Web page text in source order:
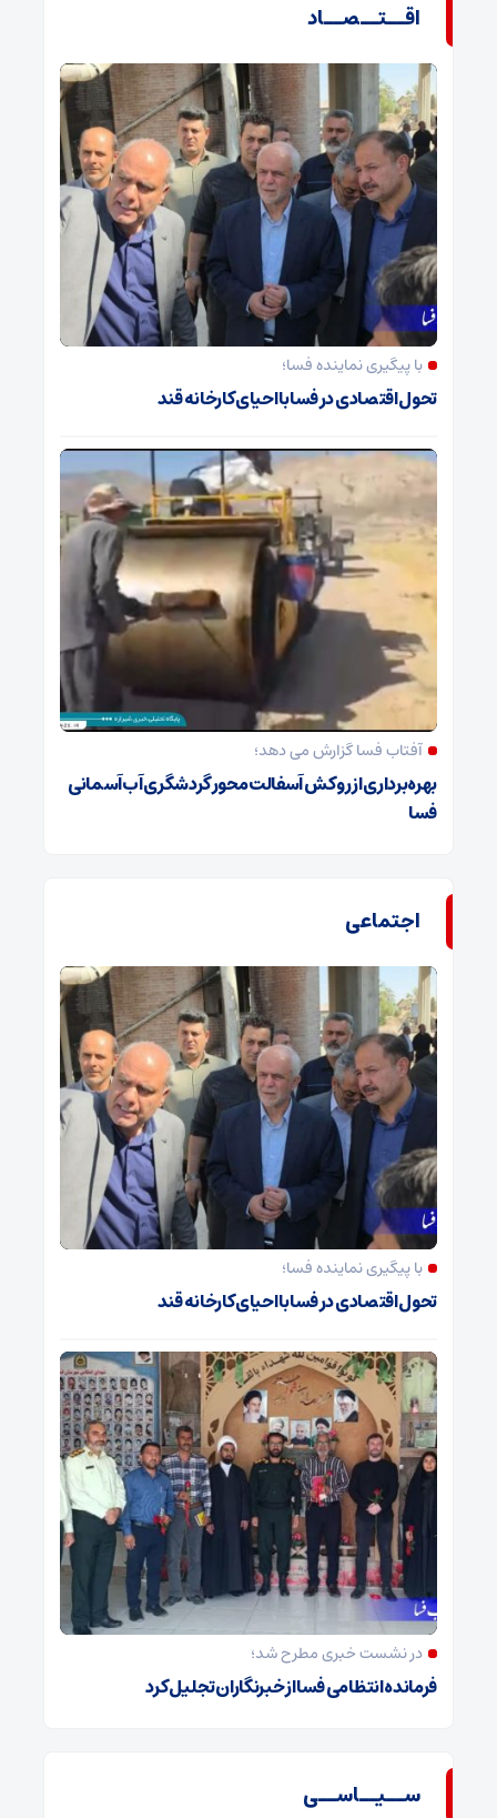
اقــتــصــاد
با پیگیری نماینده فسا؛
تحول اقتصادی در فسا با احیای کارخانه قند
آفتاب فسا گزارش می دهد؛
بهره‌برداری از روکش آسفالت محور گردشگری آب‌آسمانی
فسا
اجتماعی
با پیگیری نماینده فسا؛
تحول اقتصادی در فسا با احیای کارخانه قند
در نشست خبری مطرح شد؛
فرمانده انتظامی فسا از خبرنگاران تجلیل کرد
ســیــاســی